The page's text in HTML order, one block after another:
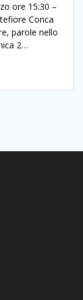
ore 15:30 –
Conca
parole nello
2…